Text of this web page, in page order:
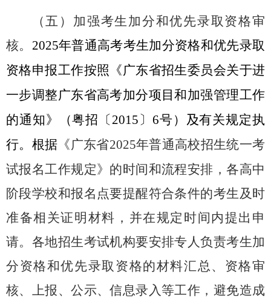
（五）加强考生加分和优先录取资格审
核。 2025年普通高考考生加分资格和优先录取
资格申报工作按照《广东省招生委员会关于进
一步调整广东省高考加分项目和加强管理工作
的通知》
（粤招〔 2015 〕 6号） 及有关规定执
行。根据 《广东省2025年普通高校招生统一考
试报名工作规定》的时间和流程安排，各高中
阶段学校和报名点要提醒符合条件的考生及时
准备相关证明材料，并在规定时间内提出申
请。各地招生考试机构要安排专人负责考生加
分资格和优先录取资格的材料汇总、资格审
核、上报、公示、信息录入等工作，避免造成